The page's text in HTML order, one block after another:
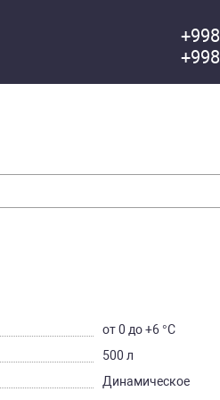
+998
+998
от 0 до +6 °C
500 л
Динамическое